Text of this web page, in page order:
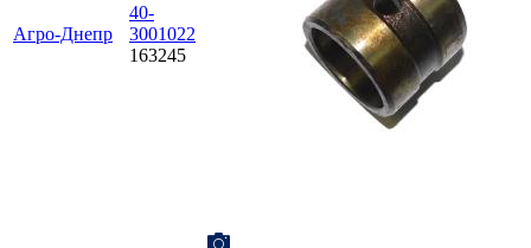
Агро-Днепр
40-
3001022
163245